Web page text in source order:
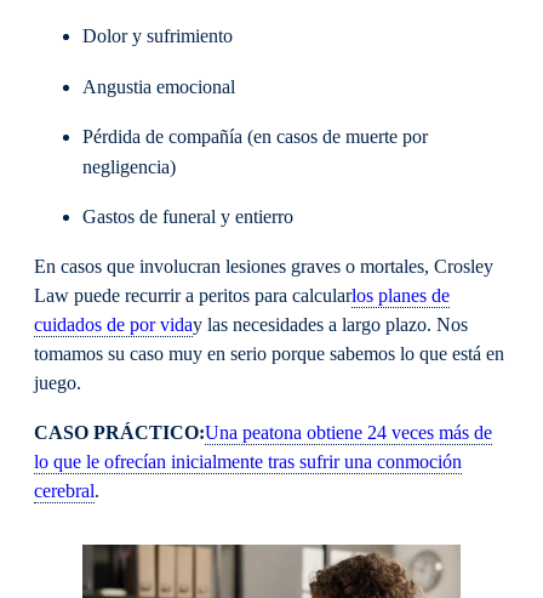
Dolor y sufrimiento
Angustia emocional
Pérdida de compañía (en casos de muerte por
negligencia)
Gastos de funeral y entierro
En casos que involucran lesiones graves o mortales, Crosley
Law puede recurrir a peritos para calcularlos planes de
cuidados de por viday las necesidades a largo plazo. Nos
tomamos su caso muy en serio porque sabemos lo que está en
juego.
CASO PRÁCTICO:Una peatona obtiene 24 veces más de
lo que le ofrecían inicialmente tras sufrir una conmoción
cerebral.